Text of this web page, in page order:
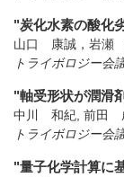
"炭化水素の酸化
山口 康誠，岩瀬
トライボロジー会
"軸受形状が潤滑
中川 和紀, 前田
トライボロジー会
"量子化学計算に